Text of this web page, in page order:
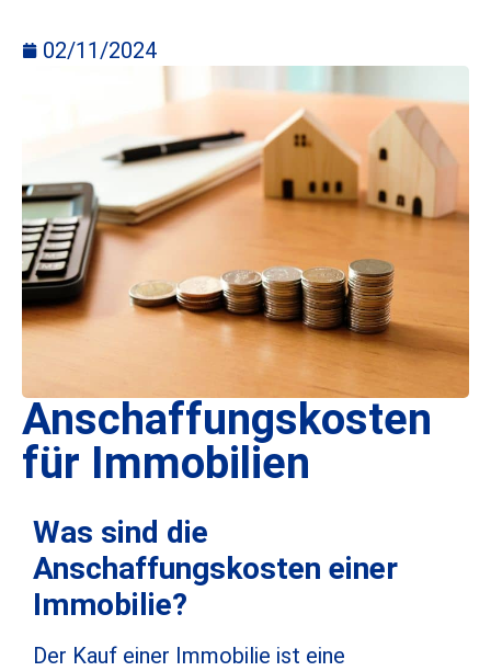
02/11/2024
Anschaffungskosten
für Immobilien
Was sind die
Anschaffungskosten einer
Immobilie?
Der Kauf einer Immobilie ist eine